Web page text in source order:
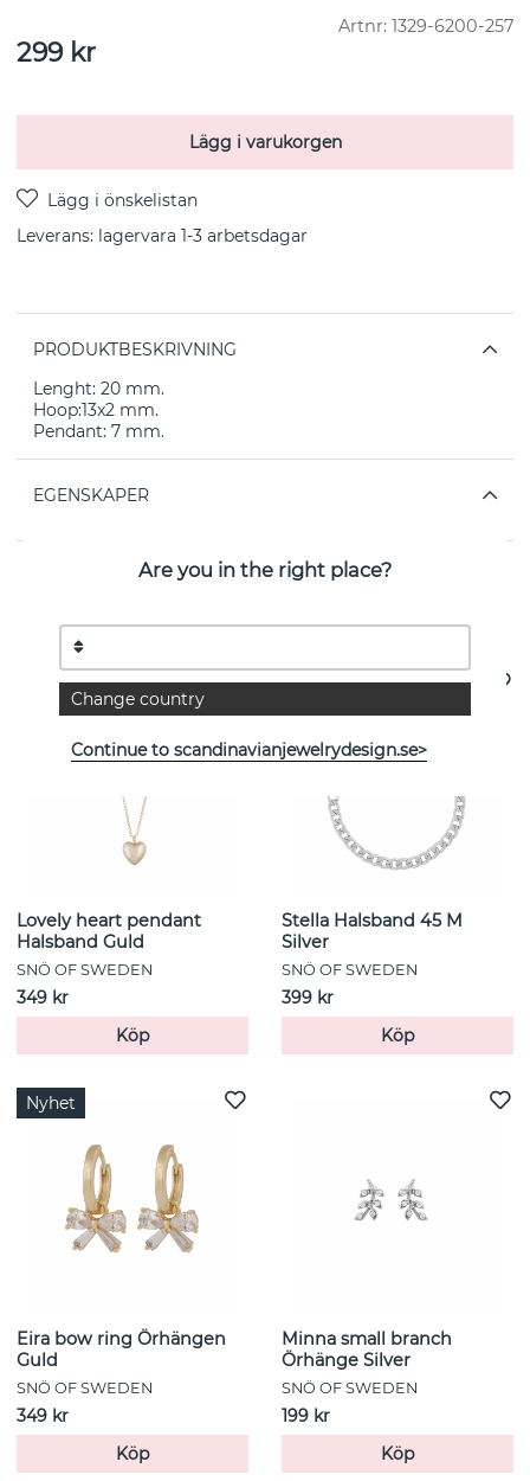
Artnr: 1329-6200-257
299kr
Lägg i varukorgen
Leverans: lagervara 1-3 arbetsdagar
PRODUKTBESKRIVNING
Lenght: 20 mm.
Hoop:13x2 mm.
Pendant: 7 mm.
EGENSKAPER
Se fler varor
Lovely heart pendant
Halsband Guld
SNÖ OF SWEDEN
349 kr
Köp
Stella Halsband 45 M
Silver
SNÖ OF SWEDEN
399 kr
Köp
Nyhet
Eira bow ring Örhängen
Guld
SNÖ OF SWEDEN
349 kr
Köp
Minna small branch
Örhänge Silver
SNÖ OF SWEDEN
199 kr
Köp
Are you in the right place?
Change country
Continue to scandinavianjewelrydesign.se>